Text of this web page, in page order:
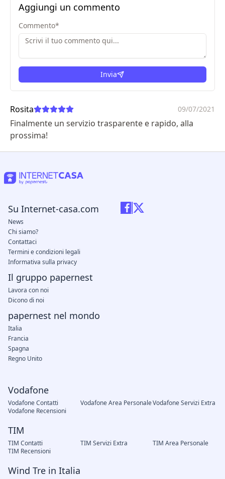
Aggiungi un commento
Commento*
Invia
Rosita 09/07/2021
Finalmente un servizio trasparente e rapido, alla
prossima!
Vodafone
Vodafone Contatti Vodafone Area PersonaleVodafone Servizi Extra
Vodafone Recensioni
TIM
TIM Contatti TIM Servizi Extra
TIM Area Personale
TIM Recensioni
Wind Tre in Italia
Su Internet-casa.com
News
Chi siamo?
Contattaci
Termini e condizioni legali
Informativa sulla privacy
Il gruppo papernest
Lavora con noi
Dicono di noi
papernest nel mondo
Italia
Francia
Spagna
Regno Unito